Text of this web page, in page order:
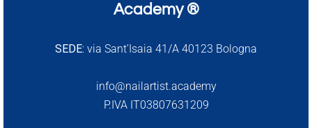
Academy ®
SEDE: via Sant’Isaia 41/A 40123 Bologna
info@nailartist.academy
P.IVA IT03807631209